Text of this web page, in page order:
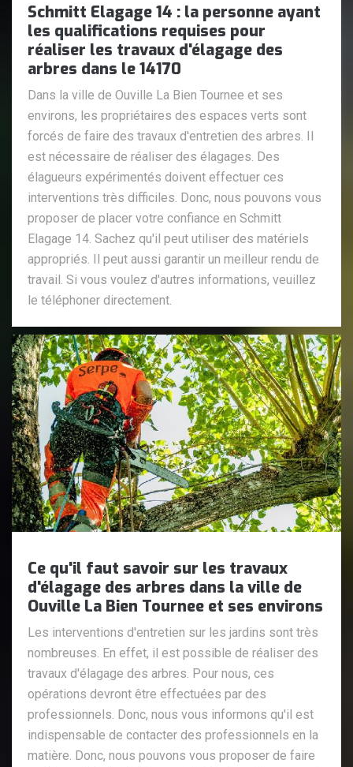
Schmitt Elagage 14 : la personne ayant
les qualifications requises pour
réaliser les travaux d'élagage des
arbres dans le 14170
Dans la ville de Ouville La Bien Tournee et ses
environs, les propriétaires des espaces verts sont
forcés de faire des travaux d'entretien des arbres. Il
est nécessaire de réaliser des élagages. Des
élagueurs expérimentés doivent effectuer ces
interventions très difficiles. Donc, nous pouvons vous
proposer de placer votre confiance en Schmitt
Elagage 14. Sachez qu'il peut utiliser des matériels
appropriés. Il peut aussi garantir un meilleur rendu de
travail. Si vous voulez d'autres informations, veuillez
le téléphoner directement.
Ce qu'il faut savoir sur les travaux
d'élagage des arbres dans la ville de
Ouville La Bien Tournee et ses environs
Les interventions d'entretien sur les jardins sont très
nombreuses. En effet, il est possible de réaliser des
travaux d'élagage des arbres. Pour nous, ces
opérations devront être effectuées par des
professionnels. Donc, nous vous informons qu'il est
indispensable de contacter des professionnels en la
matière. Donc, nous pouvons vous proposer de faire